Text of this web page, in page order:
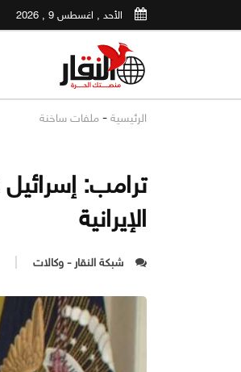
الأحد , اغسطس 9 , 2026
الرئيسية - ملفات ساخنة
ترامب:
الإيرانية
شبكة النقار - وكالات